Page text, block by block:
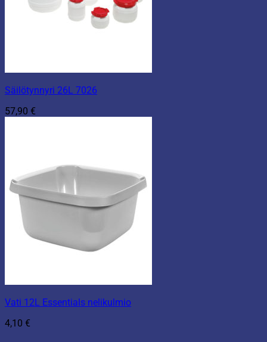
Säilötynnyri 26L 7026
57,90 €
Vati 12L Essentials nelikulmio
4,10 €